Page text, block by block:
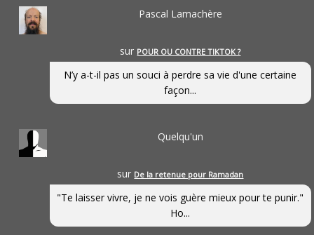
Pascal Lamachère
sur POUR OU CONTRE TIKTOK ?
N’y a-t-il pas un souci à perdre sa vie d'une certaine
façon...
Quelqu'un
sur De la retenue pour Ramadan
"Te laisser vivre, je ne vois guère mieux pour te punir."
Ho...